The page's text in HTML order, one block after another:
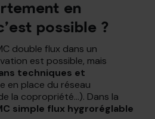
en
possible ?
double flux dans un
est possible, mais
techniques et
en place du réseau
la copropriété…). Dans la
simple flux hygroréglable